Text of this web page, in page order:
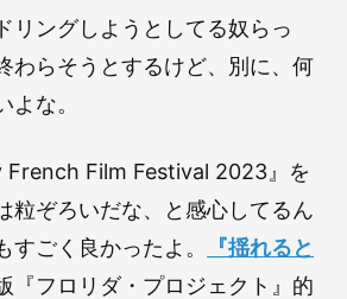
リングしようとしてる奴らっ
わらそうとするけど、別に、何
よな。
French Film Festival 2023』を
粒ぞろいだな、と感心してるん
すごく良かったよ。
『揺れると
『フロリダ・プロジェクト』的